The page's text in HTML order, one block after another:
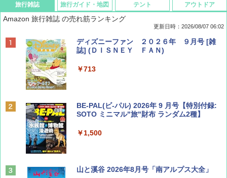
旅行雑誌
Amazon 旅行雑誌 の売れ筋ランキング
更新日時：2026/08/07 06:02
ディズニーファン ２０２６年 ９月号 [雑
誌] (ＤＩＳＮＥＹ ＦＡＮ)
￥713
BE-PAL(ビ-パル) 2026年 9 月号【特別付録:
SOTO ミニマル"旅"財布 ランダム2種】
￥1,500
山と溪谷 2026年8月号「南アルプス大全」
旅行ガイド・地図 テント アウトドア